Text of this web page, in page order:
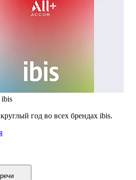
год во всех брендах ibis.